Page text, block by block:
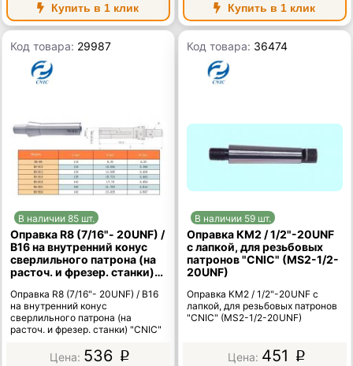
Купить в 1 клик Купить в 1 клик
Код товара: 29987
В наличии 85 шт.
Оправка R8 (7/16"- 20UNF) /
В16 на внутренний конус
сверлильного патрона (на
расточ. и фрезер. станки)
Оправка R8 (7/16"- 20UNF) / В16
на внутренний конус
сверлильного патрона (на
расточ. и фрезер. станки) "CNIC"
536 p
Код товара: 36474
В наличии 59 шт.
Оправка КМ2 / 1/2"-20UNF
с лапкой, для резьбовых
патронов "CNIC" (MS2-1/2-
20UNF)
Оправка КМ2 / 1/2"-20UNF с
лапкой, для резьбовых патронов
"CNIC" (MS2-1/2-20UNF)
451 p